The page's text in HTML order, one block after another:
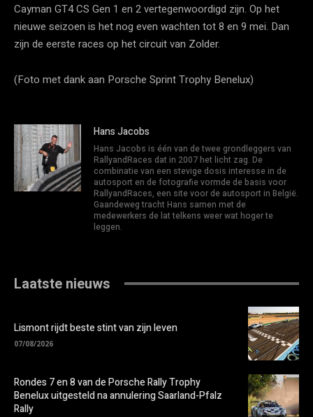
Cayman GT4 CS Gen 1 en 2 vertegenwoordigd zijn. Op het
nieuwe seizoen is het nog even wachten tot 8 en 9 mei. Dan
zijn de eerste races op het circuit van Zolder.
(Foto met dank aan Porsche Sprint Trophy Benelux)
Hans Jacobs
Hans Jacobs is één van de twee grondleggers van
RallyandRaces dat in 2007 het licht zag. De
combinatie van een stevige dosis interesse in de
autosport en de fotografie vormde de basis voor
RallyandRaces, een site voor de autosport in België.
Gaandeweg tracht Hans samen met de
medewerkers de lat telkens weer wat hoger te
leggen.
Laatste nieuws
Lismont rijdt beste stint van zijn leven
07/08/2026
Rondes 7 en 8 van de Porsche Rally Trophy
Benelux uitgesteld na annulering Saarland-Pfalz
Rally